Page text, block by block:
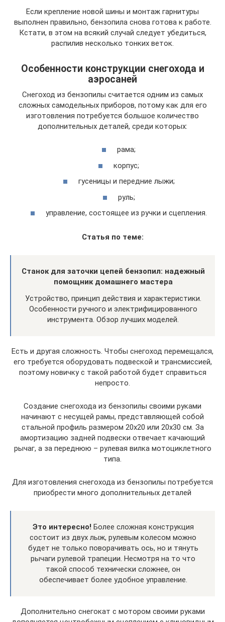
Если крепление новой шины и монтаж гарнитуры
выполнен правильно, бензопила снова готова к работе.
Кстати, в этом на всякий случай следует убедиться,
распилив несколько тонких веток.
Особенности конструкции снегохода и
аэросаней
Снегоход из бензопилы считается одним из самых
сложных самодельных приборов, потому как для его
изготовления потребуется большое количество
дополнительных деталей, среди которых:
рама;
корпус;
гусеницы и передние лыжи;
руль;
управление, состоящее из ручки и сцепления.
Статья по теме:
Станок для заточки цепей бензопил: надежный
помощник домашнего мастера
Устройство, принцип действия и характеристики.
Особенности ручного и электрифицированного
инструмента. Обзор лучших моделей.
Есть и другая сложность. Чтобы снегоход перемещался,
его требуется оборудовать подвеской и трансмиссией,
поэтому новичку с такой работой будет справиться
непросто.
Создание снегохода из бензопилы своими руками
начинают с несущей рамы, представляющей собой
стальной профиль размером 20х20 или 20х30 см. За
амортизацию задней подвески отвечает качающий
рычаг, а за переднюю – рулевая вилка мотоциклетного
типа.
Для изготовления снегохода из бензопилы потребуется
приобрести много дополнительных деталей
Это интересно! Более сложная конструкция
состоит из двух лыж, рулевым колесом можно
будет не только поворачивать ось, но и тянуть
рычаги рулевой трапеции. Несмотря на то что
такой способ технически сложнее, он
обеспечивает более удобное управление.
Дополнительно снегокат с мотором своими руками